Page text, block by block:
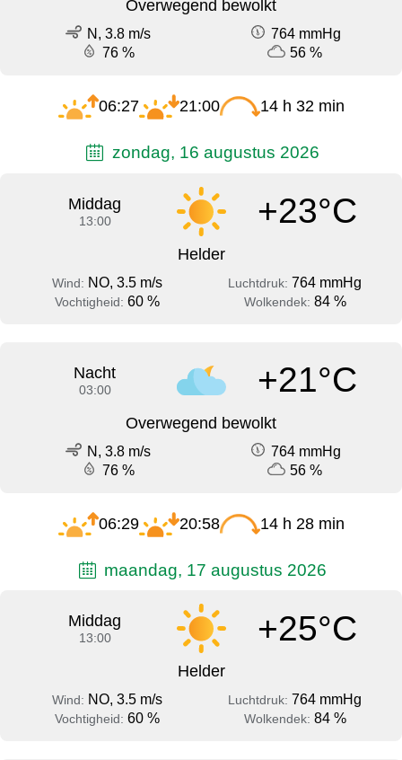
Overwegend bewolkt
N, 3.8 m/s
764 mmHg
76 %
56 %
06:27 21:00 14 h 32 min
zondag, 16 augustus 2026
Middag
13:00 +23°C
Helder
Wind: NO, 3.5 m/s Luchtdruk: 764 mmHg
Vochtigheid: 60 % Wolkendek: 84 %
Nacht
03:00 +21°C
Overwegend bewolkt
N, 3.8 m/s
764 mmHg
76 %
56 %
06:29 20:58 14 h 28 min
maandag, 17 augustus 2026
Middag
13:00 +25°C
Helder
Wind: NO, 3.5 m/s Luchtdruk: 764 mmHg
Vochtigheid: 60 % Wolkendek: 84 %